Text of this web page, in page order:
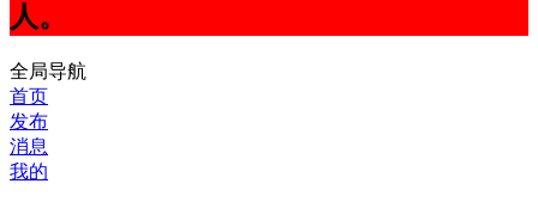
人。
全局导航
首页
发布
消息
我的